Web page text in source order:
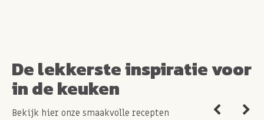
De lekkerste inspiratie voor
in de keuken
Bekijk hier onze smaakvolle recepten